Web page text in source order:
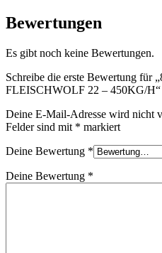
Bewertungen
Es gibt noch keine Bewertungen.
Schreibe die erste Bewertung
FLEISCHWOLF 22 – 450KG/H“
Deine E-Mail-Adresse wird nicht
Felder sind mit * markiert
Deine Bewertung *
Deine Bewertung *